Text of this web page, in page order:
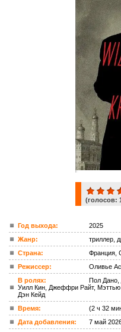
(голосов:
Год выхода:
2025
Жанр:
триллер,
Страна:
Франция,
Режиссер:
Оливье
В ролях:
Пол Дано,
Уилл Кин, Джеффри Райт, Мэттью
Дэн Кейд
Время:
(2 ч 32
Дата добавления:
7 май